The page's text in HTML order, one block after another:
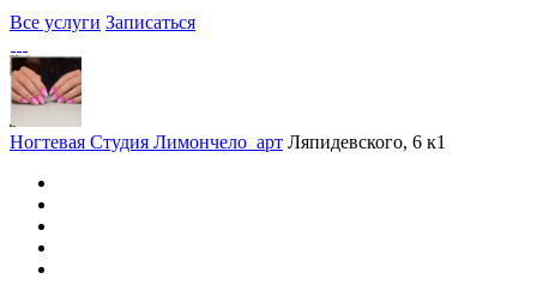
Все услуги Записаться
Ногтевая Студия Лимончело_арт Ляпидевского, 6 к1